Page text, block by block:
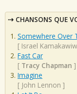
CHANSONS QUE
Somewhere Over
[ Israel
Fast Car
[ Tracy Chapman ]
Imagine
[ John Lennon ]